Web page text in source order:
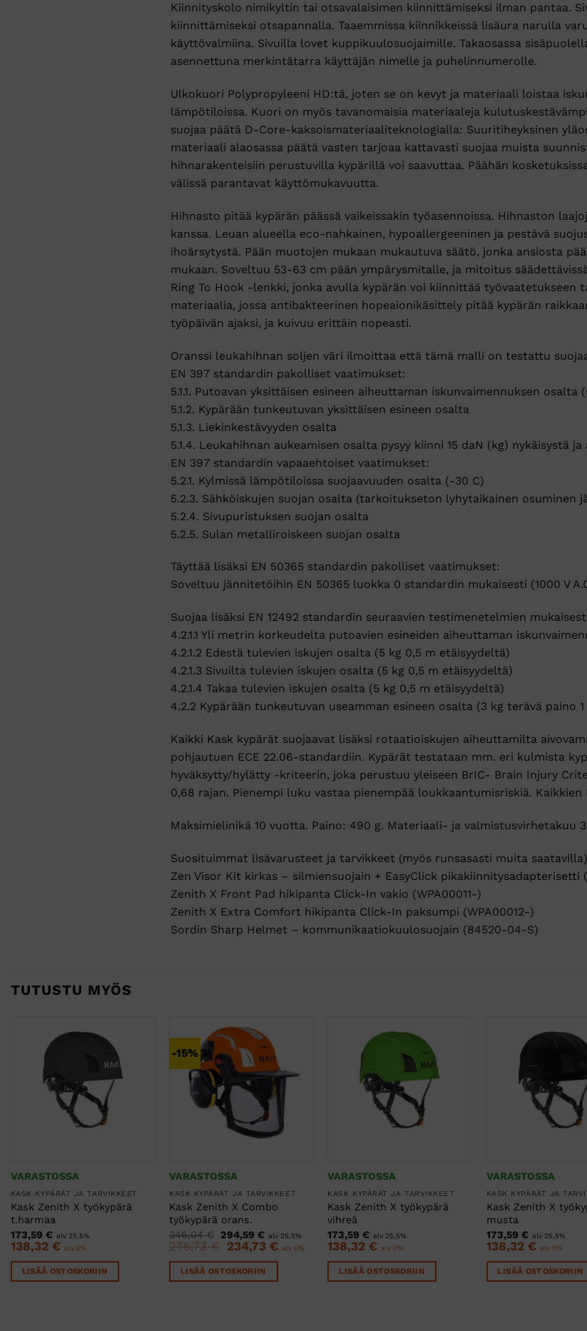
Kiinnityskolo nimikyltin tai otsavalaisimen kiinnittämiseksi ilman pantaa.
kiinnittämiseksi otsapannalla. Taaemmissa kiinnikkeissä lisäura narulla
käyttövalmiina. Sivuilla lovet kuppikuulosuojaimille. Takaosassa
asennettuna merkintätarra käyttäjän nimelle ja puhelinnumerolle.
Ulkokuori Polypropyleeni HD:tä, joten se on kevyt ja materiaali loistaa
lämpötiloissa. Kuori on myös tavanomaisia materiaaleja
suojaa päätä D-Core-kaksoismateriaaliteknologialla: Suuritiheyksinen
materiaali alaosassa päätä vasten tarjoaa kattavasti suojaa muista
hihnarakenteisiin perustuvilla kypärillä voi saavuttaa. Päähän
välissä parantavat käyttömukavuutta.
Hihnasto pitää kypärän päässä vaikeissakin työasennoissa. Hihnaston
kanssa. Leuan alueella eco-nahkainen, hypoallergeeninen ja pestävä
ihoärsytystä. Pään muotojen mukaan mukautuva säätö, jonka ansiosta
mukaan. Soveltuu 53-63 cm pään ympärysmitalle, ja mitoitus
Ring To Hook -lenkki, jonka avulla kypärän voi kiinnittää työvaatetukseen
materiaalia, jossa antibakteerinen hopeaionikäsittely pitää kypärän
työpäivän ajaksi, ja kuivuu erittäin nopeasti.
Oranssi leukahihnan soljen väri ilmoittaa että tämä malli on testattu
EN 397 standardin pakolliset vaatimukset:
5.1.1. Putoavan yksittäisen esineen aiheuttaman iskunvaimennuksen osalta
5.1.2. Kypärään tunkeutuvan yksittäisen esineen osalta
5.1.3. Liekinkestävyyden osalta
5.1.4. Leukahihnan aukeamisen osalta pysyy kiinni 15 daN (kg) nykäisystä
EN 397 standardin vapaaehtoiset vaatimukset:
5.2.1. Kylmissä lämpötiloissa suojaavuuden osalta (-30 C)
5.2.3. Sähköiskujen suojan osalta (tarkoitukseton lyhytaikainen osuminen
5.2.4. Sivupuristuksen suojan osalta
5.2.5. Sulan metalliroiskeen suojan osalta
Täyttää lisäksi EN 50365 standardin pakolliset vaatimukset:
Soveltuu jännitetöihin EN 50365 luokka 0 standardin mukaisesti (1000 V
Suojaa lisäksi EN 12492 standardin seuraavien testimenetelmien
4.2.1.1 Yli metrin korkeudelta putoavien esineiden aiheuttaman
4.2.1.2 Edestä tulevien iskujen osalta (5 kg 0,5 m etäisyydeltä)
4.2.1.3 Sivuilta tulevien iskujen osalta (5 kg 0,5 m etäisyydeltä)
4.2.1.4 Takaa tulevien iskujen osalta (5 kg 0,5 m etäisyydeltä)
4.2.2 Kypärään tunkeutuvan useamman esineen osalta (3 kg terävä paino
Kaikki Kask kypärät suojaavat lisäksi rotaatioiskujen aiheuttamilta
pohjautuen ECE 22.06-standardiin. Kypärät testataan mm. eri kulmista
hyväksytty/hylätty -kriteerin, joka perustuu yleiseen BrIC- Brain Injury
0,68 rajan. Pienempi luku vastaa pienempää loukkaantumisriskiä.
Maksimielinikä 10 vuotta. Paino: 490 g. Materiaali- ja valmistusvirhetakuu
Suosituimmat lisävarusteet ja tarvikkeet (myös runsasasti muita
Zen Visor Kit kirkas – silmiensuojain + EasyClick pikakiinnitysadapterisetti
Zenith X Front Pad hikipanta Click-In vakio (WPA00011-)
Zenith X Extra Comfort hikipanta Click-In paksumpi (WPA00012-)
Sordin Sharp Helmet – kommunikaatiokuulosuojain (84520-04-S)
TUTUSTU MYÖS
VARASTOSSA
KASK KYPÄRÄT JA TARVIKKEET
Kask Zenith X työkypärä
t.harmaa
173,59 € alv 25,5%
138,32 € alv 0%
LISÄÄ OSTOSKORIIN
-15%
VARASTOSSA
KASK KYPÄRÄT JA TARVIKKEET
Kask Zenith X Combo
työkypärä orans.
346,04€
Alkuperäinen
hinta
oli:
346,04 €.
294,59€Nykyinen
hinta
on:
294,59 €.
alv 25,5%
275,73€
Alkuperäinen
hinta
oli:
275,73 €.
234,73€ Nykyinen
on:
alv 0%
LISÄÄ OSTOSKORIIN
VARASTOSSA
KASK KYPÄRÄT JA TARVIKKEET
Kask Zenith X työkypärä
vihreä
173,59€ alv 25,5%
138,32€ alv 0%
LISÄÄ OSTOSKORIIN
VARASTOSSA
KASK KYPÄRÄT JA
Kask Zenith X
musta
173,59 € alv 25,5%
138,32 € alv 0%
LISÄÄ OSTOSKORIIN